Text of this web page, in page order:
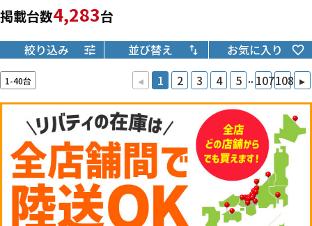
掲載台数4,283台
絞り込み 並び替え お気に入り
1-40台 ◂ 1 2 3 4 5 .. 107108 ▸